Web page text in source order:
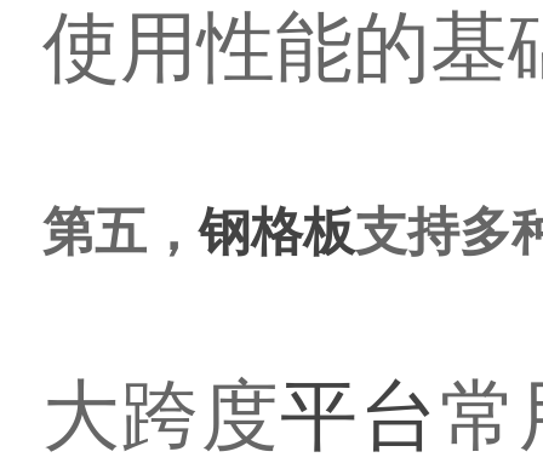
使用性能的基
第五，钢格板支持多
大跨度平台常